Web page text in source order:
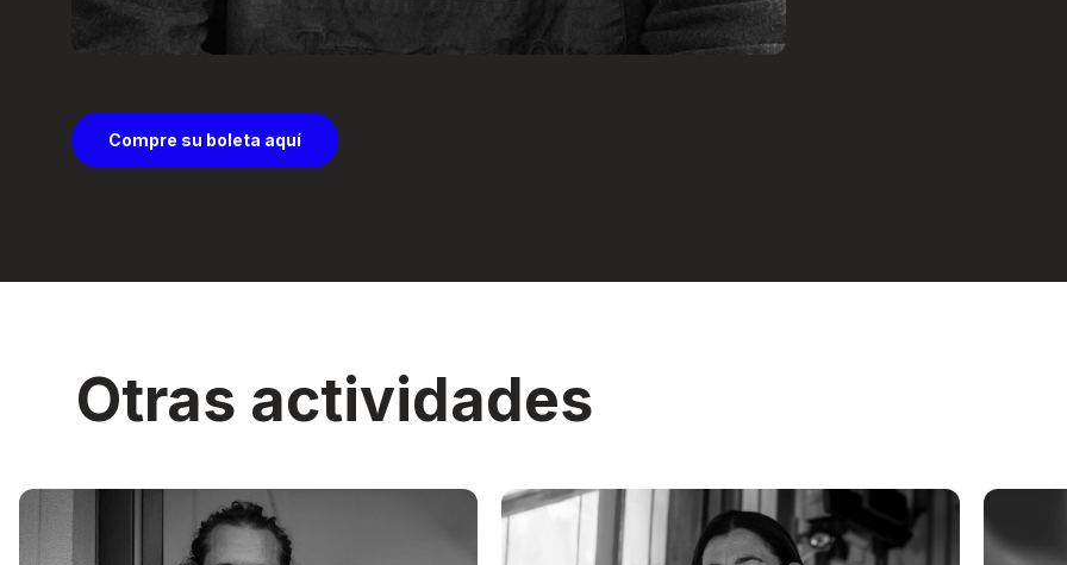
Compre su boleta aquí
Otras actividades